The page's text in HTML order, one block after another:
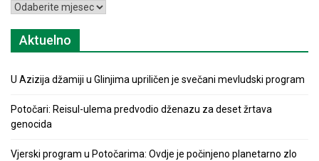
Arhiva
Aktuelno
U Azizija džamiji u Glinjima upriličen je svečani mevludski program
Potočari: Reisul-ulema predvodio dženazu za deset žrtava
genocida
Vjerski program u Potočarima: Ovdje je počinjeno planetarno zlo